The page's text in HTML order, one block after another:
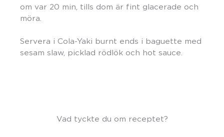
om var 20 min, tills dom är fint glacerade och
möra.
Servera i Cola-Yaki burnt ends i baguette med
sesam slaw, picklad rödlök och hot sauce.
Vad tyckte du om receptet?